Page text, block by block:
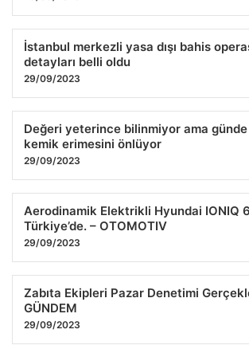
İstanbul merkezli yasa dışı bahis
detayları belli oldu
29/09/2023
Değeri yeterince bilinmiyor ama
kemik erimesini önlüyor
29/09/2023
Aerodinamik Elektrikli Hyundai IONIQ
Türkiye’de. – OTOMOTIV
29/09/2023
Zabıta Ekipleri Pazar Denetimi
GÜNDEM
29/09/2023